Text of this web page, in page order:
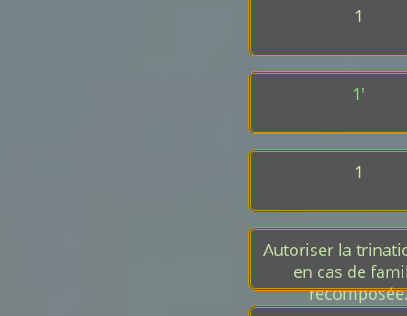
1
1'
1
Autoriser la
en cas de